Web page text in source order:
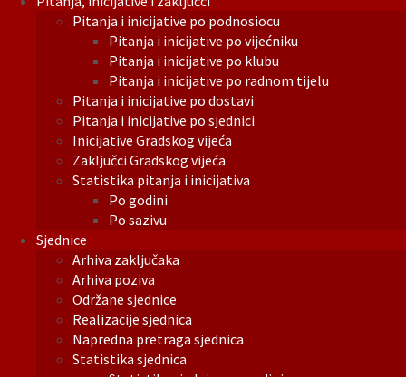
Pitanja i inicijative po podnosiocu
Pitanja i inicijative po vijećniku
Pitanja i inicijative po klubu
Pitanja i inicijative po radnom tijelu
Pitanja i inicijative po dostavi
Pitanja i inicijative po sjednici
Inicijative Gradskog vijeća
Zaključci Gradskog vijeća
Statistika pitanja i inicijativa
Po godini
Po sazivu
Sjednice
Arhiva zaključaka
Arhiva poziva
Održane sjednice
Realizacije sjednica
Napredna pretraga sjednica
Statistika sjednica